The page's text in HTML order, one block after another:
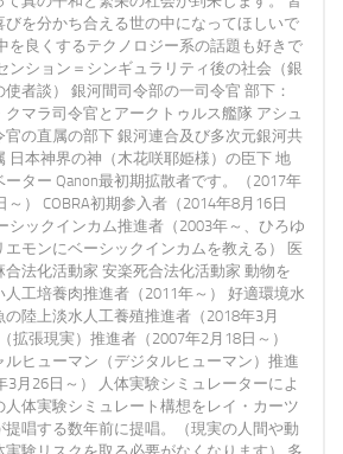
びを分かち合える世の中になってほしいで
を良くするテクノロジー系の話題も好きで
ンション＝シンギュラリティ後の社会（銀
使者談） 銀河間司令部の一司令官 部下：
クマラ司令官とアークトゥルス艦隊 アシュ
官の直属の部下 銀河連合及び多次元銀河共
日本神界の神（木花咲耶姫様）の臣下 地
ーター Qanon最初期拡散者です。（2017年
～） COBRA初期参入者（2014年8月16日
シックインカム推進者（2003年～、ひろゆ
エモンにベーシックインカムを教える） 医
合法化活動家 安楽死合法化活動家 動物を
人工培養肉推進者（2011年～） 好適環境水
の陸上淡水人工養殖推進者（2018年3月
拡張現実）推進者（2007年2月18日～）
ルヒューマン（デジタルヒューマン）推進
3月26日～） 人体実験シミュレーターによ
人体実験シミュレート構想をレイ・カーツ
提唱する数年前に提唱。（現実の人間や動